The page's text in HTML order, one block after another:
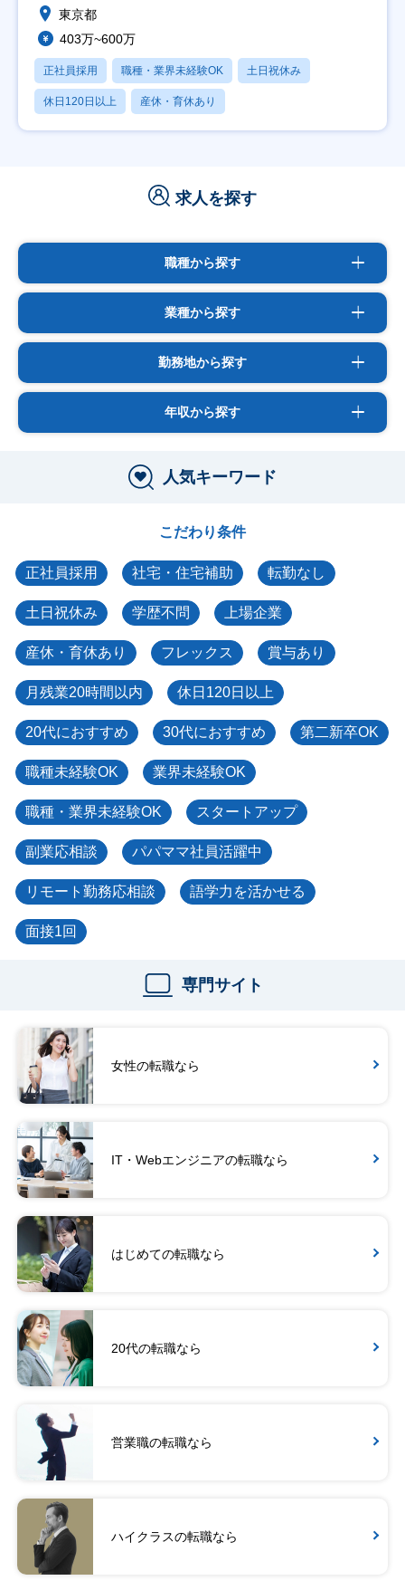
東京都
403万~600万
正社員採用 職種・業界未経験OK 土日祝休み
休日120日以上 産休・育休あり
求人を探す
職種から探す
業種から探す
勤務地から探す
年収から探す
人気キーワード
こだわり条件
正社員採用 社宅・住宅補助 転勤なし
土日祝休み 学歴不問 上場企業
産休・育休あり フレックス 賞与あり
月残業20時間以内 休日120日以上
20代におすすめ 30代におすすめ 第二新卒OK
職種未経験OK 業界未経験OK
職種・業界未経験OK スタートアップ
副業応相談 パパママ社員活躍中
リモート勤務応相談 語学力を活かせる
面接1回
専門サイト
女性の転職なら
IT・Webエンジニアの転職なら
はじめての転職なら
20代の転職なら
営業職の転職なら
ハイクラスの転職なら